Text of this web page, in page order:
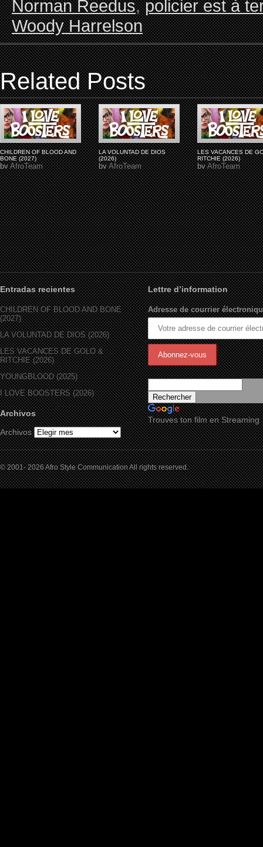
Norman Reedus,policier est à
Woody Harrelson
Related Posts
CHILDREN OF BLOOD AND
BONE (2027)
byAfroTeam
LA VOLUNTAD DE DIOS
(2026)
byAfroTeam
LES VACANCES DE
RITCHIE (2026)
byAfroTeam
Entradas recientes
CHILDREN OF BLOOD AND BONE
(2027)
LA VOLUNTAD DE DIOS (2026)
LES VACANCES DE GOLO &
RITCHIE (2026)
YOUNGBLOOD (2025)
I LOVE BOOSTERS (2026)
Archivos
Archivos
Lettre d’information
Adresse de courrier
Trouves ton film en Streaming
© 2001- 2026 Afro Style Communication All rights reserved.